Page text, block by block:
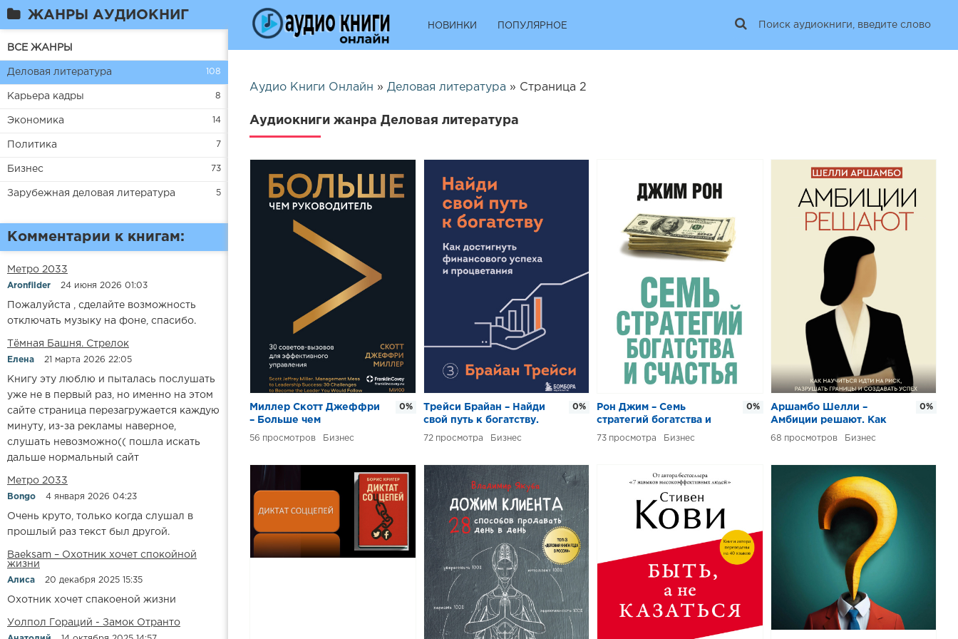
ЖАНРЫ АУДИОКНИГ
ВСЕ ЖАНРЫ
Деловая литература 108
Карьера кадры 8
Экономика 14
Политика 7
Бизнес 73
Зарубежная деловая литература 5
Комментарии к книгам:
Метро 2033
Aronfilder 24 июня 2026 01:03
Пожалуйста , сделайте возможность
отключать музыку на фоне, спасибо.
​​Тёмная Башня. Стрелок
Елена 21 марта 2026 22:05
Книгу эту люблю и пыталась послушать
уже не в первый раз, но именно на этом
сайте страница перезагружается каждую
минуту, из-за рекламы наверное,
слушать невозможно(( пошла искать
дальше нормальный сайт
Метро 2033
Bongo 4 января 2026 04:23
Очень круто, только когда слушал в
прошлый раз текст был другой.
Baeksam – Охотник хочет спокойной
жизни
Алиса 20 декабря 2025 15:35
Охотник хочет спакоеной жизни
Уолпол Гораций - Замок Отранто
НОВИНКИ ПОПУЛЯРНОЕ
Аудио Книги Онлайн » Деловая литература » Страница 2
Аудиокниги жанра Деловая литература
Миллер Скотт Джеффри
– Больше чем
руководитель. 30
управления
56 Бизнес
0%
Трейси Брайан – Найди
свой путь к богатству.
Как достигнуть
72 Бизнес
0%
Рон Джим – Семь
стратегий богатства и
счастья
73 Бизнес
0%
Аршамбо Шелли –
Амбиции решают. Как
научиться идти на риск,
68 Бизнес
0%